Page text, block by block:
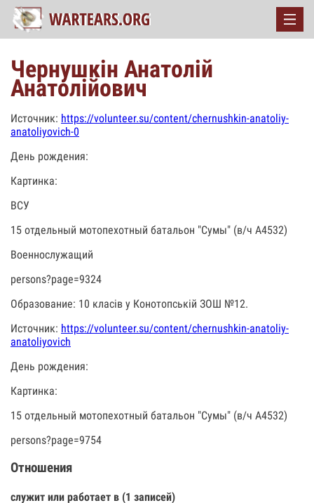
Чернушкін Анатолій
Анатолійович
Источник: https://volunteer.su/content/chernushkin-anatoliy-
anatoliyovich-0
День рождения:
Картинка:
ВСУ
15 отдельный мотопехотный батальон "Сумы" (в/ч А4532)
Военнослужащий
persons?page=9324
Образование: 10 класів у Конотопській ЗОШ №12.
Источник: https://volunteer.su/content/chernushkin-anatoliy-
anatoliyovich
День рождения:
Картинка:
15 отдельный мотопехотный батальон "Сумы" (в/ч А4532)
persons?page=9754
Отношения
служит или работает в (1 записей)